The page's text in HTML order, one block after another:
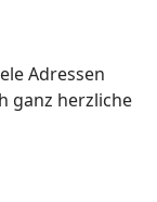
Adressen
ganz herzliche